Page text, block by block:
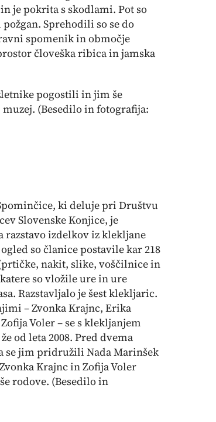
je pokrita s skodlami. Pot so
Sprehodili so se do
spomenik in območje
človeška ribica in jamska
pogostili in jim še
(Besedilo in fotografija:
ki deluje pri Društvu
Slovenske Konjice, je
izdelkov iz klekljane
so članice postavile kar 218
nakit, slike, voščilnice in
so vložile ure in ure
Razstavljalo je šest klekljaric.
– Zvonka Krajnc, Erika
Voler – se s klekljanjem
od leta 2008. Pred dvema
se jim pridružili Nada Marinšek
Krajnc in Zofija Voler
rodove. (Besedilo in